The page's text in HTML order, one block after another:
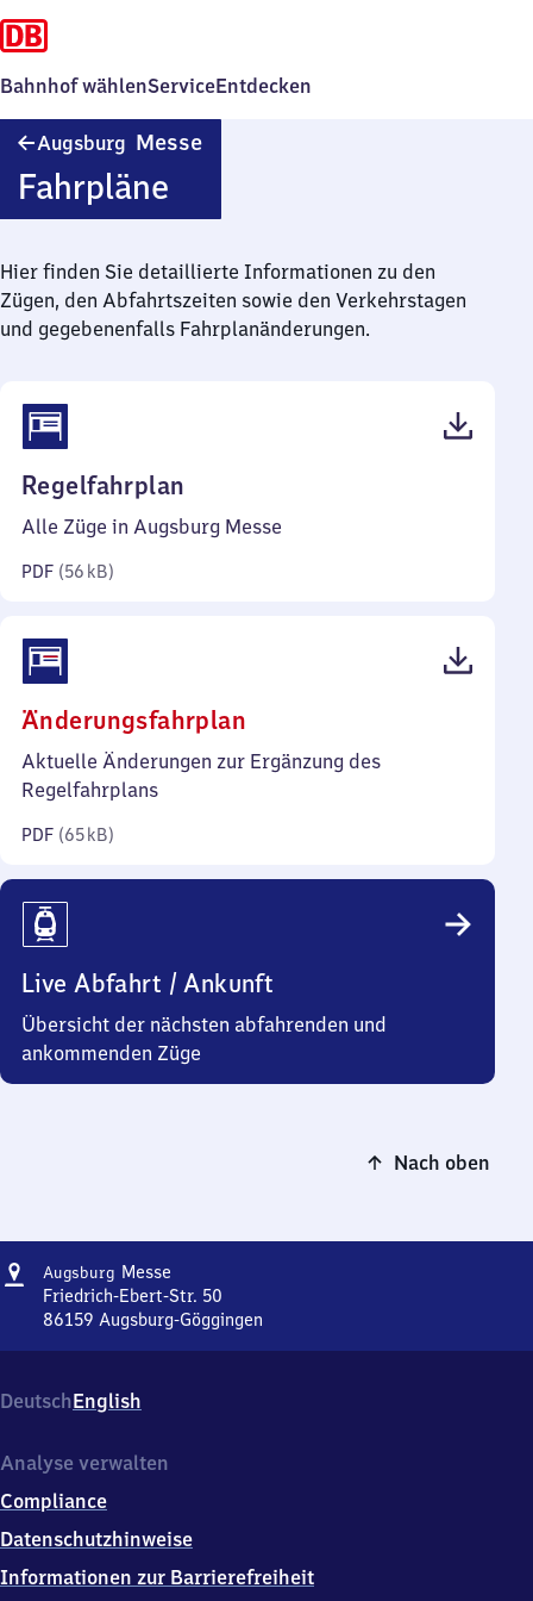
Bahnhof wählenServiceEntdecken
Augsburg Messe
Fahrpläne
Hier finden Sie detaillierte Informationen zu den
Zügen, den Abfahrtszeiten sowie den Verkehrstagen
und gegebenenfalls Fahrplanänderungen.
Regelfahrplan
56
Alle Züge in Augsburg Messe
PDF (56 kB)
Änderungsfahrplan
65
Aktuelle Änderungen zur Ergänzung des
Regelfahrplans
PDF (65 kB)
Live Abfahrt / Ankunft
Übersicht der nächsten abfahrenden und
ankommenden Züge
Nach oben
Adresse
Augsburg Messe
Messe
Friedrich-Ebert-Str. 50
86159 Augsburg-Göggingen
Friedrich-
Ebert-
50,
6
1
9
DeutschEnglish
Analyse verwalten
Compliance
Datenschutzhinweise
Informationen zur Barrierefreiheit